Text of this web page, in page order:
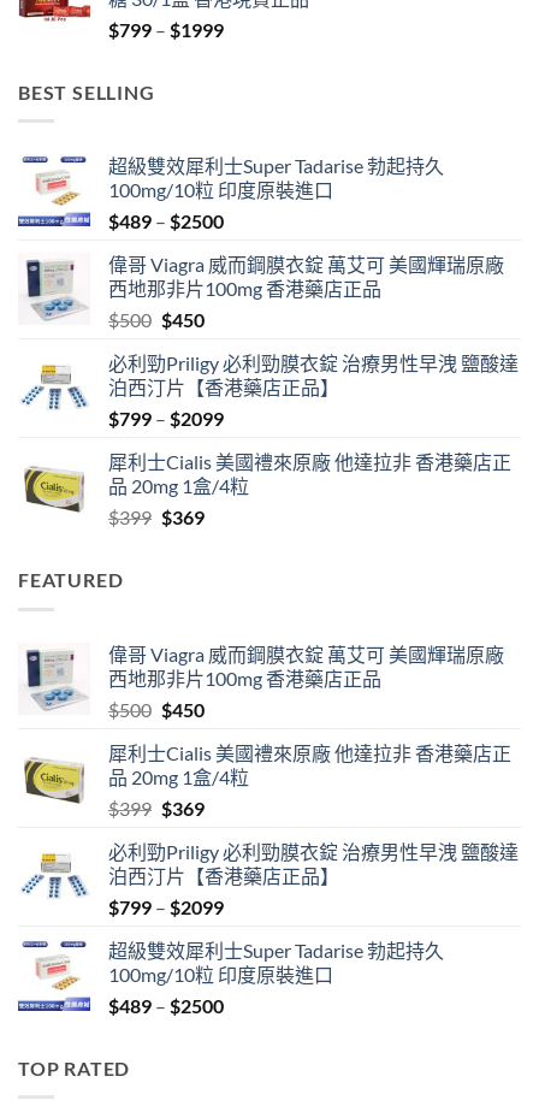
$1899
$799 – $1999Price
BEST SELLING
超級雙效犀利士Super Tadarise 勃起持久
100mg/10粒 印度原裝進口
$489 – $2500Price
$489
through
偉哥 Viagra 威而鋼膜衣錠 萬艾可 美國輝瑞原廠
西地那非片100mg 香港藥店正品
$500 Original
was:
$500.
$450Current
is:
$450.
必利勁Priligy 必利勁膜衣錠 治療男性早洩 鹽酸達
泊西汀片【香港藥店正品】
$799 – $2099Price
$799
through
犀利士Cialis 美國禮來原廠 他達拉非 香港藥店正
品 20mg 1盒/4粒
$399 Original
$369Current
FEATURED
偉哥 Viagra 威而鋼膜衣錠 萬艾可 美國輝瑞原廠
西地那非片100mg 香港藥店正品
$500 Original
was:
$500.
$450Current
is:
$450.
犀利士Cialis 美國禮來原廠 他達拉非 香港藥店正
品 20mg 1盒/4粒
$399 Original
was:
$399.
$369Current
is:
$369.
必利勁Priligy 必利勁膜衣錠 治療男性早洩 鹽酸達
泊西汀片【香港藥店正品】
$799 – $2099Price
$799
through
$2099
超級雙效犀利士Super Tadarise 勃起持久
100mg/10粒 印度原裝進口
$489 – $2500Price
TOP RATED